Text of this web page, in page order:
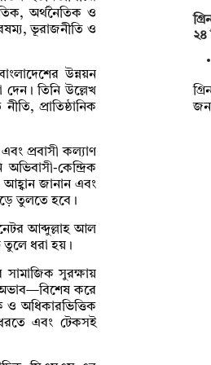
অর্থনৈতিক ও
ভূরাজনীতি ও
উন্নয়ন
দেন। তিনি উল্লেখ
প্রাতিষ্ঠানিক
প্রবাসী কল্যাণ
কেন্দ্রিক
আহ্বান জানান এবং
তুলতে হবে।
আব্দুল্লাহ আল
তুলে ধরা হয়।
সুরক্ষায়
অভাব—বিশেষ করে
ও অধিকারভিত্তিক
ধরতে এবং টেকসই
২৪